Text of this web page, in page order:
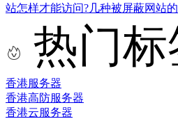
站怎样才能访问?几种被屏蔽网站
热门标
香港服务器
香港高防服务器
香港云服务器